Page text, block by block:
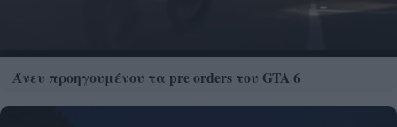
Άνευ προηγουμένου τα pre orders του GTA 6